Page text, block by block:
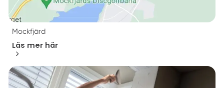
Mockfjärd
Läs mer här